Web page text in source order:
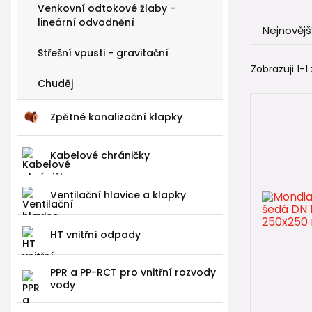
Venkovní odtokové žlaby -
lineární odvodnění
Střešní vpusti - gravitační
Chuděj
Zpětné kanalizační klapky
Kabelové chráničky
Ventilační hlavice a klapky
HT vnitřní odpady
PPR a PP-RCT pro vnitřní rozvody
vody
Hlavní
✔ zachytit
🔗
🧱
Zobrazuji 1-1